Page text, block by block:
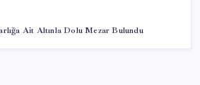
Ait Altınla Dolu Mezar Bulundu